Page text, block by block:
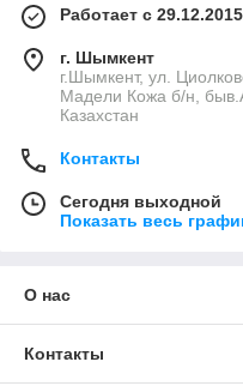
Работает с 29.12.2015
г. Шымкент
г.Шымкент, ул.
Мадели Кожа б/н,
Казахстан
Контакты
Сегодня выходной
Показать весь
О нас
Контакты